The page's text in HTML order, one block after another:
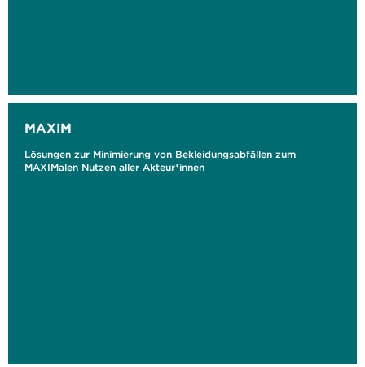
MAXIM
Lösungen zur Minimierung von Bekleidungsabfällen zum
MAXIMalen Nutzen aller Akteur*innen